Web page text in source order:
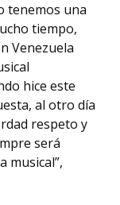
tenemos una
tiempo,
Venezuela
hice este
al otro día
respeto y
será
musical”,